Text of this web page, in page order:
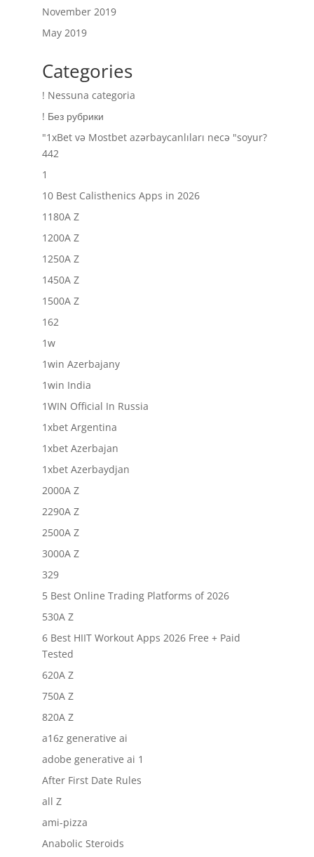
November 2019
May 2019
Categories
! Nessuna categoria
! Без рубрики
"1xBet və Mostbet azərbaycanlıları necə "soyur?
442
1
10 Best Calisthenics Apps in 2026
1180A Z
1200A Z
1250A Z
1450A Z
1500A Z
162
1w
1win Azerbajany
1win India
1WIN Official In Russia
1xbet Argentina
1xbet Azerbajan
1xbet Azerbaydjan
2000A Z
2290A Z
2500A Z
3000A Z
329
5 Best Online Trading Platforms of 2026
530A Z
6 Best HIIT Workout Apps 2026 Free + Paid
Tested
620A Z
750A Z
820A Z
a16z generative ai
adobe generative ai 1
After First Date Rules
all Z
ami-pizza
Anabolic Steroids